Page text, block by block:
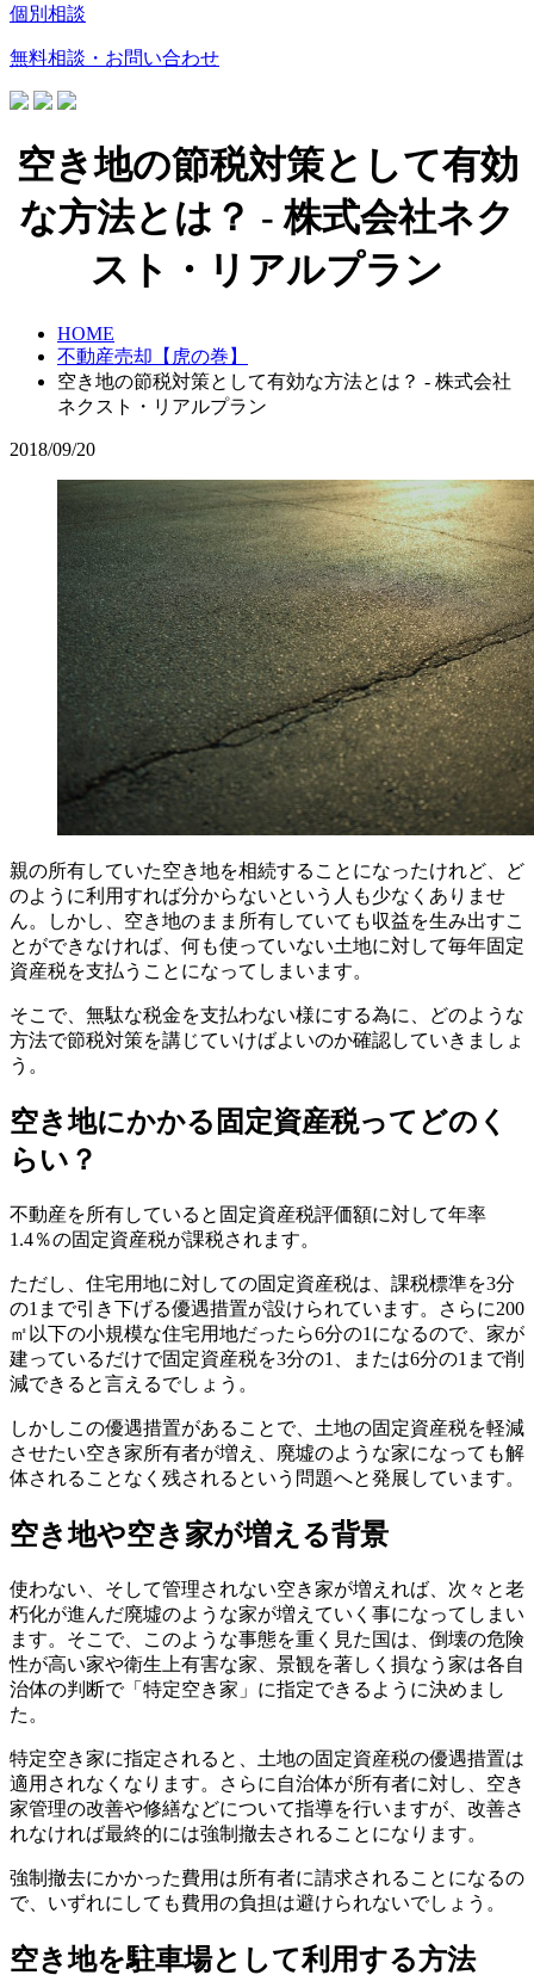
個別相談
無料相談・お問い合わせ
空き地の節税対策として有効
な方法とは？ - 株式会社ネク
スト・リアルプラン
HOME
不動産売却【虎の巻】
空き地の節税対策として有効な方法とは？ - 株式会社
ネクスト・リアルプラン
2018/09/20
親の所有していた空き地を相続することになったけれど、ど
のように利用すれば分からないという人も少なくありませ
ん。しかし、空き地のまま所有していても収益を生み出すこ
とができなければ、何も使っていない土地に対して毎年固定
資産税を支払うことになってしまいます。
そこで、無駄な税金を支払わない様にする為に、どのような
方法で節税対策を講じていけばよいのか確認していきましょ
う。
空き地にかかる固定資産税ってどのく
らい？
不動産を所有していると固定資産税評価額に対して年率
1.4％の固定資産税が課税されます。
ただし、住宅用地に対しての固定資産税は、課税標準を3分
の1まで引き下げる優遇措置が設けられています。さらに200
㎡以下の小規模な住宅用地だったら6分の1になるので、家が
建っているだけで固定資産税を3分の1、または6分の1まで削
減できると言えるでしょう。
しかしこの優遇措置があることで、土地の固定資産税を軽減
させたい空き家所有者が増え、廃墟のような家になっても解
体されることなく残されるという問題へと発展しています。
空き地や空き家が増える背景
使わない、そして管理されない空き家が増えれば、次々と老
朽化が進んだ廃墟のような家が増えていく事になってしまい
ます。そこで、このような事態を重く見た国は、倒壊の危険
性が高い家や衛生上有害な家、景観を著しく損なう家は各自
治体の判断で「特定空き家」に指定できるように決めまし
た。
特定空き家に指定されると、土地の固定資産税の優遇措置は
適用されなくなります。さらに自治体が所有者に対し、空き
家管理の改善や修繕などについて指導を行いますが、改善さ
れなければ最終的には強制撤去されることになります。
強制撤去にかかった費用は所有者に請求されることになるの
で、いずれにしても費用の負担は避けられないでしょう。
空き地を駐車場として利用する方法